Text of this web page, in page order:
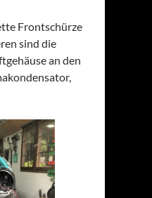
Frontschürze
sind die
an den